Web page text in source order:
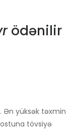
ödənilir
. Ən yüksək təxmin
tövsiyə